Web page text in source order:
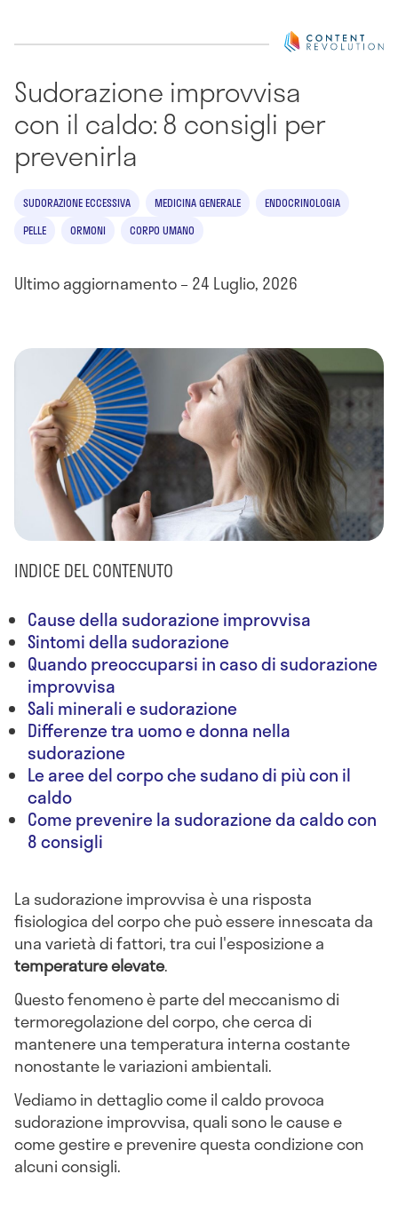
Sudorazione improvvisa
con il caldo: 8 consigli per
prevenirla
SUDORAZIONE ECCESSIVA MEDICINA GENERALE
ENDOCRINOLOGIA
PELLE
ORMONI CORPO UMANO
Ultimo aggiornamento – 24 Luglio, 2026
INDICE DEL CONTENUTO
Cause della sudorazione improvvisa
Sintomi della sudorazione
Quando preoccuparsi in caso di sudorazione
improvvisa
Sali minerali e sudorazione
Differenze tra uomo e donna nella
sudorazione
Le aree del corpo che sudano di più con il
caldo
Come prevenire la sudorazione da caldo con
8 consigli
La sudorazione improvvisa è una risposta
fisiologica del corpo che può essere innescata da
una varietà di fattori, tra cui l'esposizione a
temperature elevate.
Questo fenomeno è parte del meccanismo di
termoregolazione del corpo, che cerca di
mantenere una temperatura interna costante
nonostante le variazioni ambientali.
Vediamo in dettaglio come il caldo provoca
sudorazione improvvisa, quali sono le cause e
come gestire e prevenire questa condizione con
alcuni consigli.